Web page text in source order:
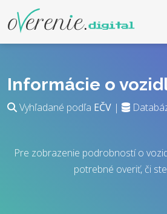
Informácie o
Vyhľadané podľa EČV |
Pre zobrazenie podrobností o
potrebné overiť, či